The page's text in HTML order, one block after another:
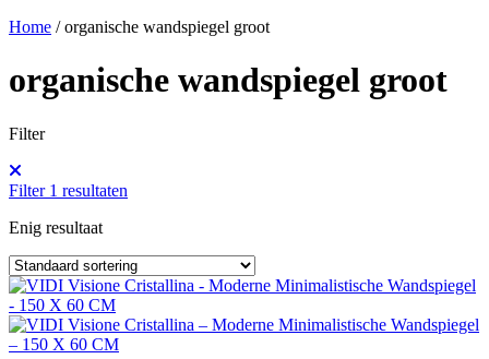
Home /organische wandspiegel groot
organische wandspiegel groot
Filter
Filter 1 resultaten
Enig resultaat